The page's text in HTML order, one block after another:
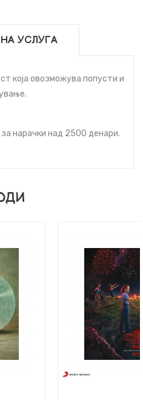
УСЛУГА
која овозможува попусти и
нарачки над 2500 денари.